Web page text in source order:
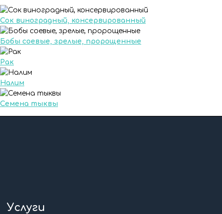
Сок виноградный, консервированный
Бобы соевые, зрелые, пророщенные
Рак
Налим
Семена тыквы
Услуги